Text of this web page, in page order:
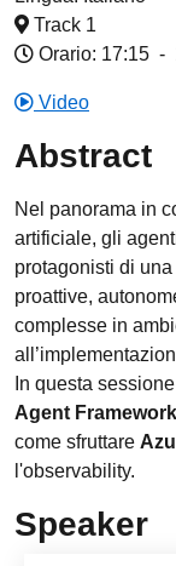
Track 1
Orario: 17:15 -
Video
Abstract
Nel panorama in
artificiale, gli
protagonisti di
proattive,
complesse in
In questa
Agent Framework
come sfruttare
l'observability.
Speaker